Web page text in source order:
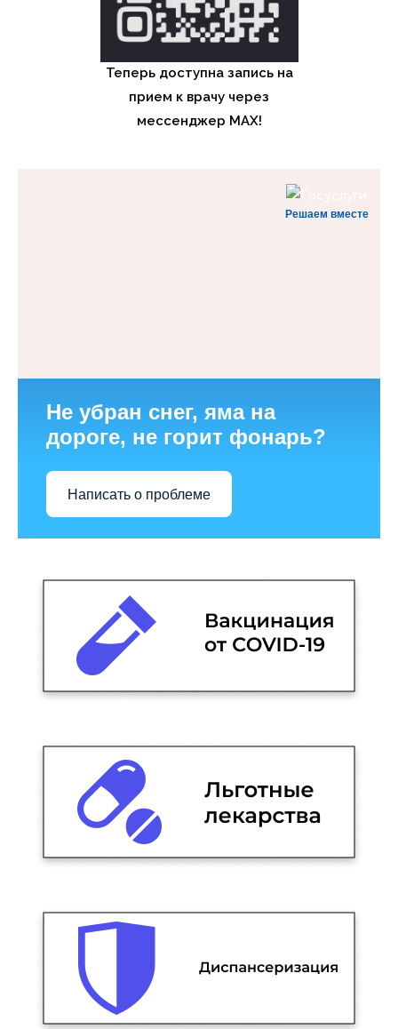
Теперь доступна запись на
прием к врачу через
мессенджер MAX!
Решаем вместе
Не убран снег, яма на
дороге, не горит фонарь?
Написать о проблеме